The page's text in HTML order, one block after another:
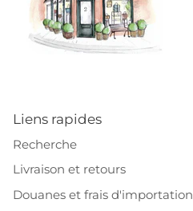
Liens rapides
Recherche
Livraison et retours
Douanes et frais d'importation